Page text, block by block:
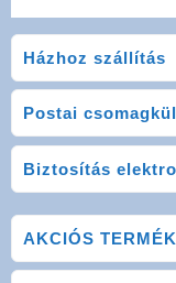
Házhoz szállítás
Postai
Biztosítás
AKCIÓS